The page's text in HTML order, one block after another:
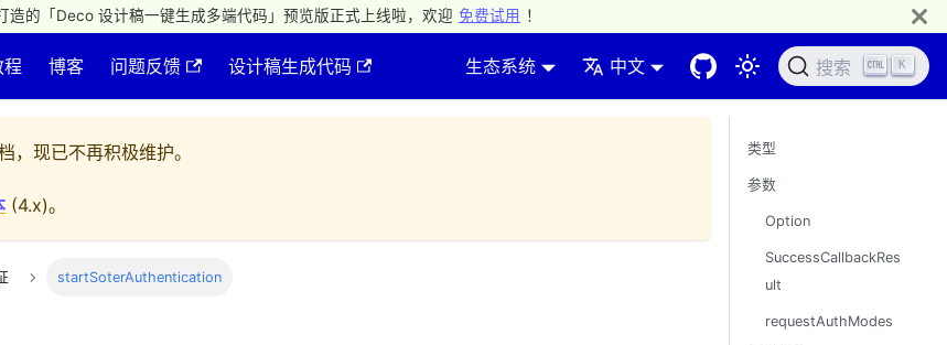
造的「Deco 设计稿一键生成多端代码」预览版正式上线啦，欢迎 免费试用 ！
程 博客 问题反馈 设计稿生成代码 生态系统 中文 搜索 K
，现已不再积极维护。
(4.x)。
startSoterAuthentication
类型
参数
Option
SuccessCallbackRes
ult
requestAuthModes